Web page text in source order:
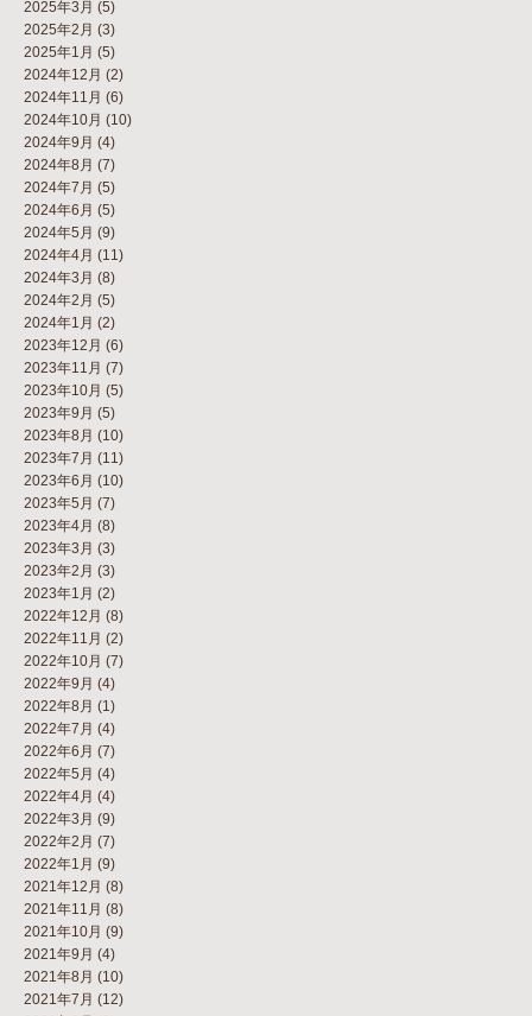
2025年3月 (5)
2025年2月 (3)
2025年1月 (5)
2024年12月 (2)
2024年11月 (6)
2024年10月 (10)
2024年9月 (4)
2024年8月 (7)
2024年7月 (5)
2024年6月 (5)
2024年5月 (9)
2024年4月 (11)
2024年3月 (8)
2024年2月 (5)
2024年1月 (2)
2023年12月 (6)
2023年11月 (7)
2023年10月 (5)
2023年9月 (5)
2023年8月 (10)
2023年7月 (11)
2023年6月 (10)
2023年5月 (7)
2023年4月 (8)
2023年3月 (3)
2023年2月 (3)
2023年1月 (2)
2022年12月 (8)
2022年11月 (2)
2022年10月 (7)
2022年9月 (4)
2022年8月 (1)
2022年7月 (4)
2022年6月 (7)
2022年5月 (4)
2022年4月 (4)
2022年3月 (9)
2022年2月 (7)
2022年1月 (9)
2021年12月 (8)
2021年11月 (8)
2021年10月 (9)
2021年9月 (4)
2021年8月 (10)
2021年7月 (12)